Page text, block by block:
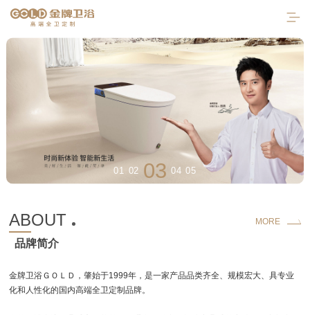
首页
走进金牌
产品中心
01 02 03 04 05
ABOUT
品牌简介
MORE
金牌卫浴ＧＯＬＤ，肇始于1999年，是一家产品品类齐全、规模宏大、具专业
化和人性化的国内高端全卫定制品牌。